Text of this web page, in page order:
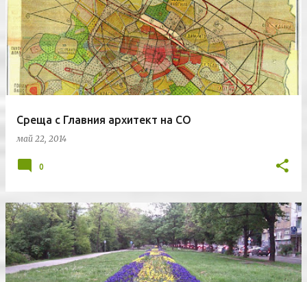
Среща с Главния архитект на СО
май 22, 2014
0